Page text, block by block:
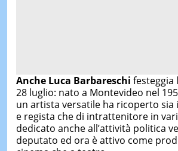
Anche Luca Barbareschi festeggia
28 luglio: nato a Montevideo nel
un artista versatile ha ricoperto
e regista che di intrattenitore in
dedicato anche all’attività politica
deputato ed ora è attivo come